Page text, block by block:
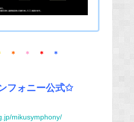
＊ ＊ ＊ ＊
フォニー公式✩
mikusymphony/